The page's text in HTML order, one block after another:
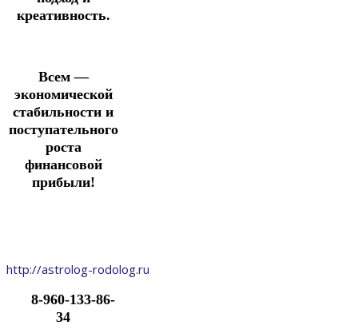
креативность.
Всем —
экономической
стабильности и
поступательного
роста
финансовой
прибыли!
http://astrolog-rodolog.ru
8-960-133-86-
34